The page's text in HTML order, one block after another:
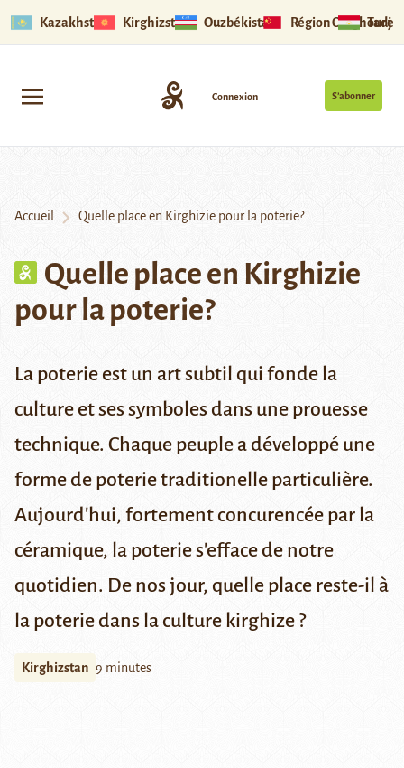
Kazakhstan Kirghizstan Ouzbékistan Région Ouïghoure
S’abonner
Connexion
Accueil Quelle place en Kirghizie pour la poterie?
Quelle place en Kirghizie
pour la poterie?
La poterie est un art subtil qui fonde la
culture et ses symboles dans une prouesse
technique. Chaque peuple a développé une
forme de poterie traditionelle particulière.
Aujourd'hui, fortement concurencée par la
céramique, la poterie s'efface de notre
quotidien. De nos jour, quelle place reste-il à
la poterie dans la culture kirghize ?
Kirghizstan 9 minutes